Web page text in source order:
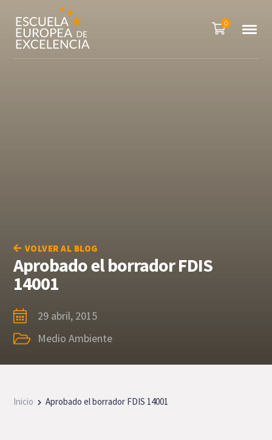
0
VOLVER AL BLOG
Aprobado el borrador FDIS
14001
29 abril, 2015
Medio Ambiente
Inicio Aprobado el borrador FDIS 14001